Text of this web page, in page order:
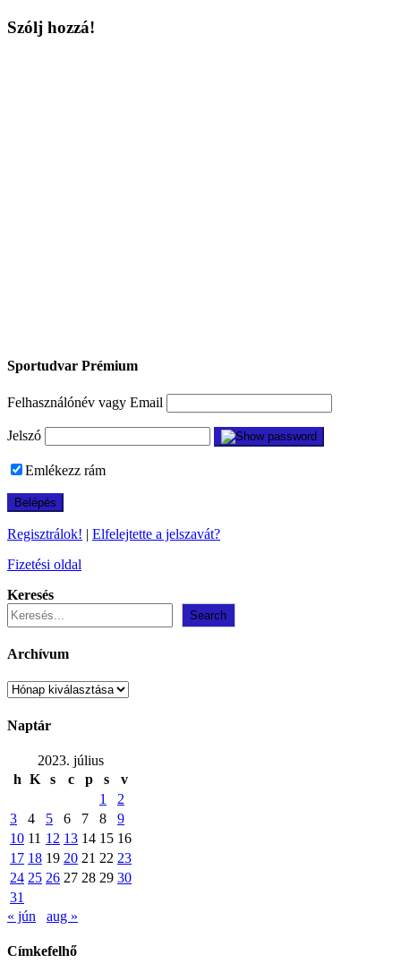
Szólj hozzá!
Sportudvar Prémium
Felhasználónév vagy Email
Jelszó
Emlékezz rám
Regisztrálok! | Elfelejtette a jelszavát?
Fizetési oldal
Keresés
Search
Archívum
Archívum
Naptár
2023. július
h K s c p s
v
1
2
3
4 5 6 7 8
9
10 11 12 13 14 15 16
17 18 19 20 21 22 23
24 25 26 27 28 29 30
31
« jún
aug »
Címkefelhő